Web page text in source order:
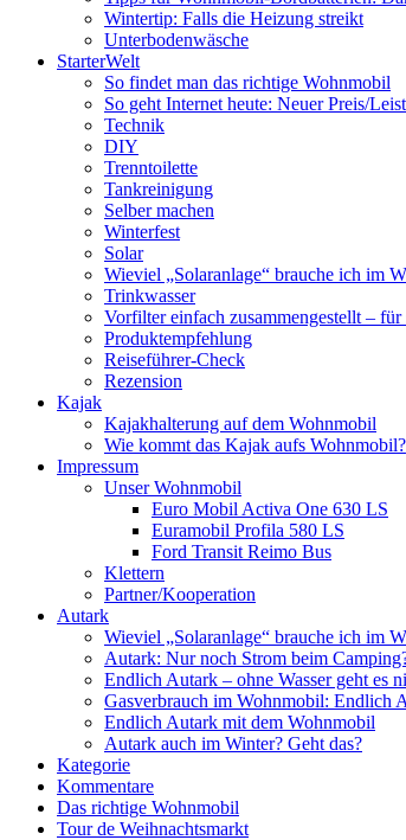
Wintertip: Falls die Heizung streikt
Unterbodenwäsche
StarterWelt
So findet man das richtige Wohnmobil
So geht Internet heute: Neuer Preis/
Technik
DIY
Trenntoilette
Tankreinigung
Selber machen
Winterfest
Solar
Wieviel „Solaranlage“ brauche ich im
Trinkwasser
Vorfilter einfach zusammengestellt – für
Produktempfehlung
Reiseführer-Check
Rezension
Kajak
Kajakhalterung auf dem Wohnmobil
Wie kommt das Kajak aufs Wohnmobil?
Impressum
Unser Wohnmobil
Euro Mobil Activa One 630 LS
Euramobil Profila 580 LS
Ford Transit Reimo Bus
Klettern
Partner/Kooperation
Autark
Wieviel „Solaranlage“ brauche ich im
Autark: Nur noch Strom beim
Endlich Autark – ohne Wasser geht es
Gasverbrauch im Wohnmobil: Endlich
Endlich Autark mit dem Wohnmobil
Autark auch im Winter? Geht das?
Kategorie
Kommentare
Das richtige Wohnmobil
Tour de Weihnachtsmarkt